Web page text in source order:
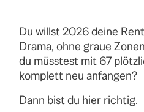
Du willst 2026 deine
Drama, ohne graue
du müsstest mit 67
komplett neu anfangen?
Dann bist du hier richtig.